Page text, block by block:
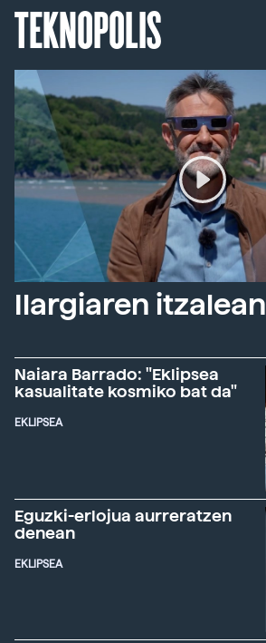
TEKNOPOLIS
Ilargiaren itzalean
Naiara Barrado: "Eklipsea
kasualitate kosmiko bat da"
EKLIPSEA
Eguzki-erlojua aurreratzen
denean
EKLIPSEA